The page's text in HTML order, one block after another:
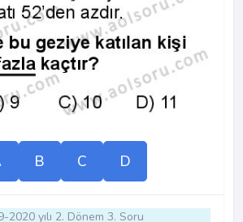
B C D
2020 yılı 2. Dönem 3. Soru